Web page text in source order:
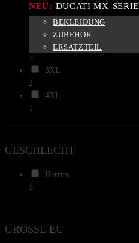
NEU: DUCATI MX-SERIE
BEKLEIDUNG
ZUBEHÖR
ERSATZTEIL
3
XL
XXL
3
3XL
2
4XL
1
GESCHLECHT
Herren
3
GRÖSSE EU